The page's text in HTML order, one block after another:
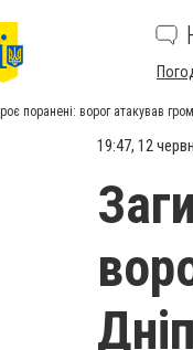
поранені: ворог атакував
19:47, 12